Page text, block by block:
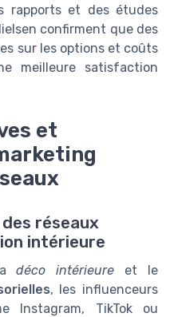
rapports et des études
confirment que des
sur les options et coûts
meilleure satisfaction
et
réseaux
intérieure
ladéco intérieure et le
, les influenceurs
Instagram, TikTok ou